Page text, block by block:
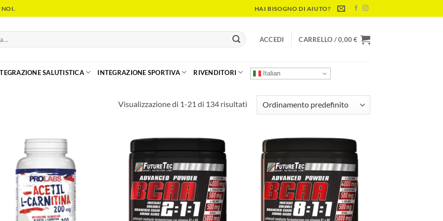
NOI. HAI BISOGNO DI AIUTO?
ACCEDI CARRELLO /0,00€
SALUTISTICA INTEGRAZIONE SPORTIVA RIVENDITORI Italian
Visualizzazione di 1-21 di 134 risultati